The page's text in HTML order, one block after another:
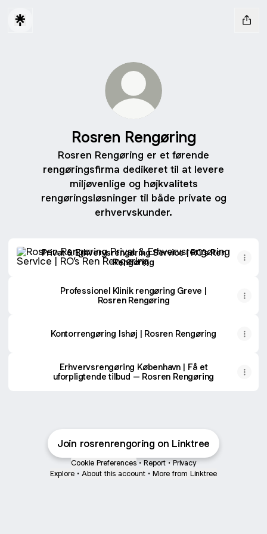
Rosren Rengøring
Rosren Rengøring er et førende
rengøringsfirma dedikeret til at levere
miljøvenlige og højkvalitets
rengøringsløsninger til både private og
erhvervskunder.
Privat & Erhvervsrengøring Service | RO’s Ren
Rengøring
Professionel Klinik rengøring Greve |
Rosren Rengøring
Kontorrengøring Ishøj | Rosren Rengøring
Erhvervsrengøring København | Få et
uforpligtende tilbud – Rosren Rengøring
Join rosrenrengoring on Linktree
Cookie Preferences • Report • Privacy
Explore • About this account • More from Linktree